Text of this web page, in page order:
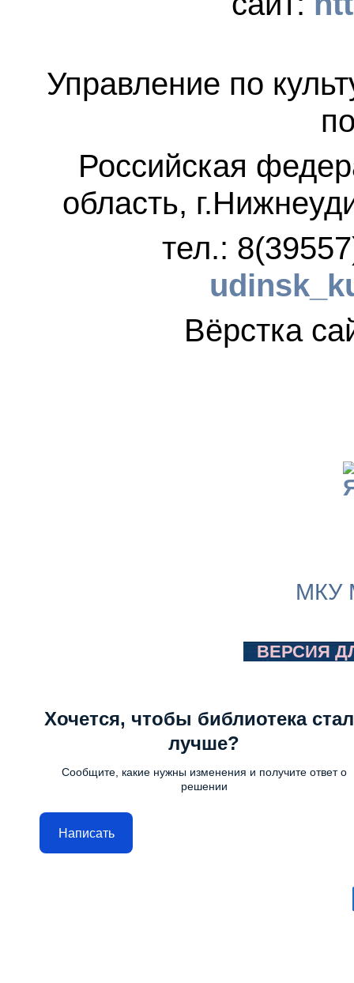
Управление по
Российская
область,
тел.:
Вёрстка
МКУ
ВЕРСИЯ
Хочется, чтобы библиотека
лучше?
Сообщите, какие нужны изменения и получите ответ о
решении
Написать